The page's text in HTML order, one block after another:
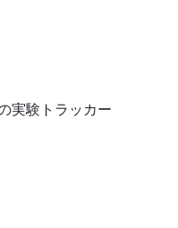
実験トラッカー